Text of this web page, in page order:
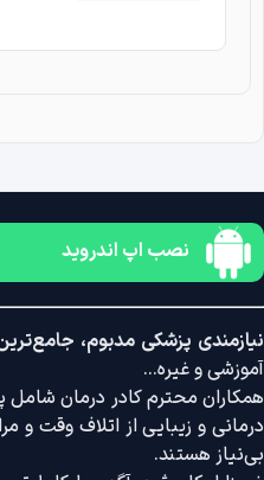
نصب اپ اندروید
نیازمندی پزشکی مدبوم،
آموزشی و غیره...
همکاران محترم کادر درمان شامل
درمانی و زیبایی از اتلاف وقت و
بی‌نیاز هستند.